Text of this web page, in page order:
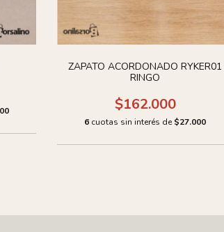
ZAPATO ACORDONADO RYKER01
RINGO
$162.000
6 cuotas sin interés de $27.000